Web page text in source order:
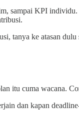
sampai KPI
tanya ke atasan dulu
itu cuma wacana.
dan kapan